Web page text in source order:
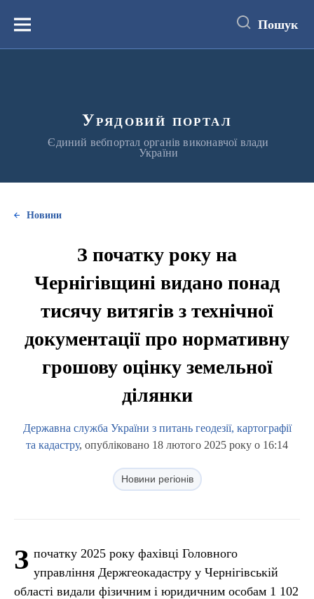
вмістуМеню Пошук
Урядовий портал
Єдиний вебпортал органів виконавчої влади
України
Новини
З початку року на
Чернігівщині видано понад
тисячу витягів з технічної
документації про нормативну
грошову оцінку земельної
ділянки
Державна служба України з питань геодезії, картографії
та кадастру, опубліковано 18 лютого 2025 року о 16:14
Новини регіонів
З початку 2025 року фахівці Головного
управління Держгеокадастру у Чернігівській
області видали фізичним і юридичним особам 1 102